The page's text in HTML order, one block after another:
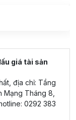
giá tài sản
địa chỉ: Tầng
Mạng Tháng 8,
0292 383